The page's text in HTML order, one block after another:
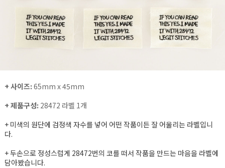
+ 사이즈: 65mm x 45mm
+ 제품구성: 28472 라벨 1개
+ 미색의 원단에 검정색 자수를 넣어 어떤 작품이든 잘 어울리는 라벨입니
다.
+ 두손으로 정성스럽게 28472번의 코를 떠서 작품을 만드는 마음을 라벨에
담아봤습니다.